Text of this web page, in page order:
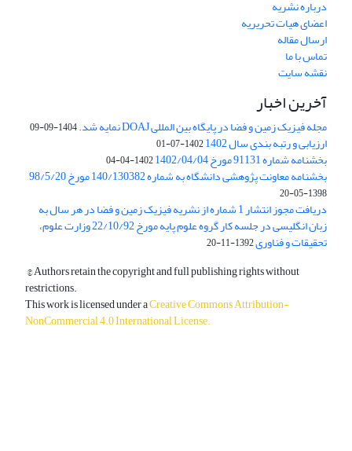
درباره نشریه
اعضای هیات تحریریه
ارسال مقاله
تماس با ما
نقشه سایت
آخرین اخبار
مجله فیزیک زمین و فضا در پایگاه بین المللی DOAJ نمایه شد. 1404-09-09
ارزیابی و رتبه بندی سال 1402 1402-07-01
بخشنامه شماره 91131 مورخ 1402/04/04 1402-04-04
بخشنامه معاونت پژوهشی دانشگاه به شماره 140/130382 مورخ 98/5/20
1398-05-20
دریافت مجوز انتشار 1 شماره از نشریه فیزیک زمین و فضا در هر سال به
زبان انگلیسی در جلسه کار گروه علوم پایه مورخ 22/10/92 وزارت علوم،
تحقیقات و فناوری1392-11-20
© Authors retain the copyright and full publishing rights without
restrictions.
This work is licensed under aCreative Commons Attribution-
NonCommercial 4.0 International License.